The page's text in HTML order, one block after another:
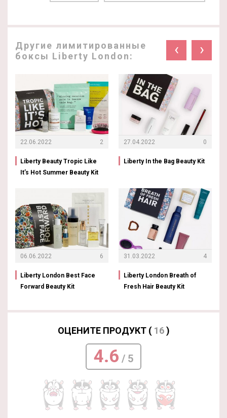
Другие лимитированные
боксы Liberty London:
‹ ›
22.06.2022 2
Liberty Beauty Tropic Like
It’s Hot Summer Beauty Kit
06.06.2022 6
Liberty London Best Face
Forward Beauty Kit
27.04.2022 0
Liberty In the Bag Beauty Kit
31.03.2022 4
Liberty London Breath of
Fresh Hair Beauty Kit
ОЦЕНИТЕ ПРОДУКТ ( 16)
4.6 / 5